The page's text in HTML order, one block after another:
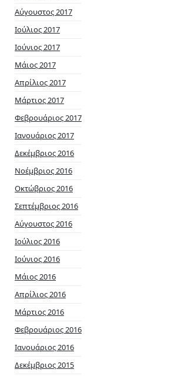
Αύγουστος 2017
Ιούλιος 2017
Ιούνιος 2017
Μάιος 2017
Απρίλιος 2017
Μάρτιος 2017
Φεβρουάριος 2017
Ιανουάριος 2017
Δεκέμβριος 2016
Νοέμβριος 2016
Οκτώβριος 2016
Σεπτέμβριος 2016
Αύγουστος 2016
Ιούλιος 2016
Ιούνιος 2016
Μάιος 2016
Απρίλιος 2016
Μάρτιος 2016
Φεβρουάριος 2016
Ιανουάριος 2016
Δεκέμβριος 2015